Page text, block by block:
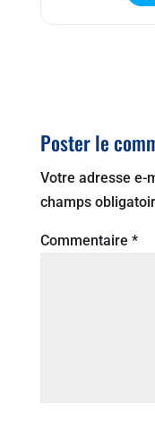
Poster le
Votre adresse e-
champs
Commentaire *